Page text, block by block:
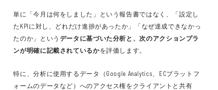
単に「今月は何をしました」という報告書ではなく、「設定し
たKPIに対し、どれだけ進捗があったか」「なぜ達成できなかっ
たのか」という データに基づいた分析と、次のアクションプラ
ンが明確に記載されているかを評価します。
特に、分析に使用するデータ（Google Analytics、ECプラットフ
ォームのデータなど）へのアクセス権をクライアントと共有